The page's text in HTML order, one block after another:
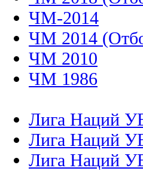
ЧМ-2014
ЧМ 2014
ЧМ 2010
ЧМ 1986
Лига Наций
Лига Наций
Лига Наций